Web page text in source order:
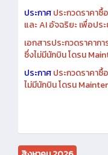
และ AI อัจฉริยะ เพื่อป
ประกาศประกวดราคา
และ AI อัจฉริยะ เพื่อป
เอกสารประกวดราคา
ซึ่งไม่มีนักบิน โดรน
ประกาศประกวดราคา